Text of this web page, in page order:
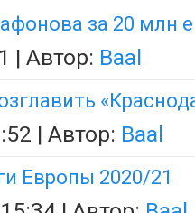
за 20 млн
| Автор: Baal
| Автор: Baal
Европы 2020/21